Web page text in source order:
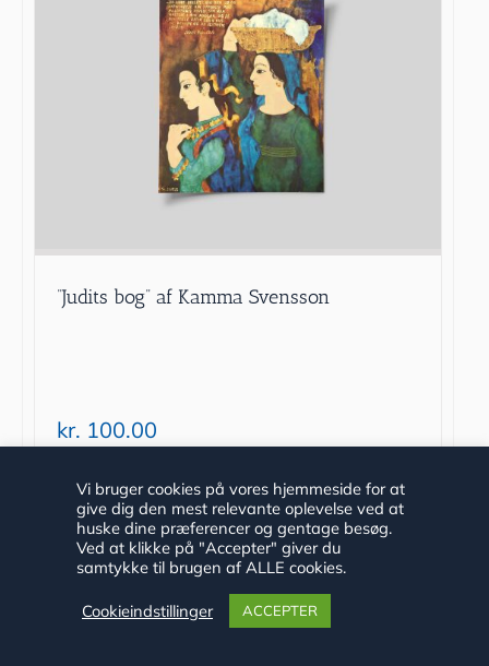
”Judits bog” af Kamma Svensson
kr. 100.00
Tilføj til kurv Detaljer
Vi bruger cookies på vores hjemmeside for at
give dig den mest relevante oplevelse ved at
huske dine præferencer og gentage besøg.
Ved at klikke på "Accepter" giver du
samtykke til brugen af ALLE cookies.
Cookieindstillinger ACCEPTER